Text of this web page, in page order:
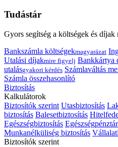
Tudástár
Gyors segítség a költségek és díjak
Bankszámla költségekmagyarázat
Utalási díjakmire figyelj Bankkártya
utalásgyakori kérdés Számlaváltás
Számla összehasonlító
Biztosítás
Kalkulátorok
Biztosítók szerint Utasbiztosítás
biztosítás Balesetbiztosítás
Egészségbiztosítás Egészségpénztár
Munkanélküliség biztosítás
Biztosítók szerint